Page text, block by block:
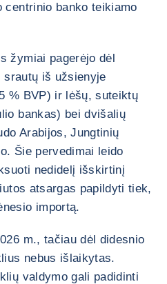
centrinio banko teikiamo
žymiai pagerėjo dėl
srautų iš užsienyje
% BVP) ir lėšų, suteiktų
bankas) bei dvišalių
Arabijos, Jungtinių
Šie pervedimai leido
nedidelį išskirtinį
atsargas papildyti tiek,
importą.
m., tačiau dėl didesnio
nebus išlaikytas.
valdymo gali padidinti